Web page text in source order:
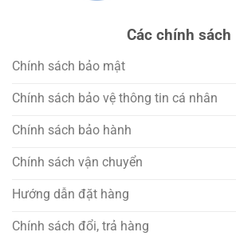
Các chính sách
Chính sách bảo mật
Chính sách bảo vệ thông tin cá nhân
Chính sách bảo hành
Chính sách vận chuyển
Hướng dẫn đặt hàng
Chính sách đổi, trả hàng